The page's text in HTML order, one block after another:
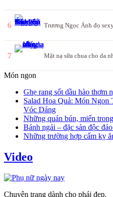
6 Trương Ngọc Ánh đọ
7 Mặt nạ sữa chua cho da
Món ngon
Ghẹ rang sốt dầu hào thơm
Salad Hoa Quả: Món Ngon
Vóc Dáng
Những quán bún, miến
Bánh ngải – đặc sản độc
Những trường hợp cấm kỵ
Video
Chuyên trang dành cho phái đẹp.